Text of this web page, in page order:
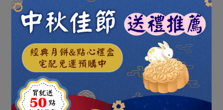
加入購物車
TOHKIN東京金屬 SC-
S10S 輕巧事務夾S 10入
NT$36NT$90
加入購物車